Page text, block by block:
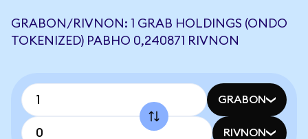
GRABON/RIVNON: 1 GRAB HOLDINGS (ONDO
TOKENIZED) РАВНО 0,240871 RIVNON
GRABON
RIVNON